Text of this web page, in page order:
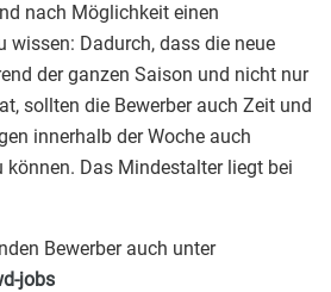
nach Möglichkeit einen
wissen: Dadurch, dass die neue
der ganzen Saison und nicht nur
sollten die Bewerber auch Zeit und
innerhalb der Woche auch
Das Mindestalter liegt bei
Bewerber auch unter
jobs